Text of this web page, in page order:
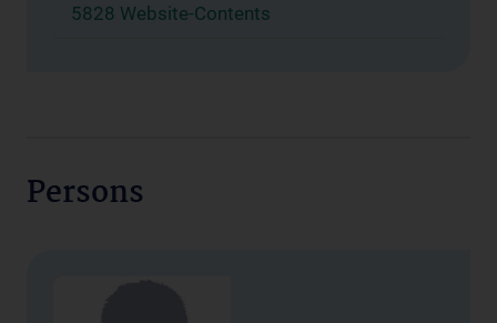
5828 Website-Contents
Persons